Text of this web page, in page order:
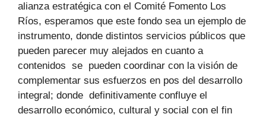
alianza estratégica con el Comité Fomento Los
Ríos, esperamos que este fondo sea un ejemplo de
instrumento, donde distintos servicios públicos que
pueden parecer muy alejados en cuanto a
contenidos se pueden coordinar con la visión de
complementar sus esfuerzos en pos del desarrollo
integral; donde definitivamente confluye el
desarrollo económico, cultural y social con el fin